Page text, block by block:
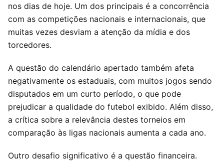
nos dias de hoje. Um dos principais é a concorrência
com as competições nacionais e internacionais, que
muitas vezes desviam a atenção da mídia e dos
torcedores.
A questão do calendário apertado também afeta
negativamente os estaduais, com muitos jogos sendo
disputados em um curto período, o que pode
prejudicar a qualidade do futebol exibido. Além disso,
a crítica sobre a relevância destes torneios em
comparação às ligas nacionais aumenta a cada ano.
Outro desafio significativo é a questão financeira.